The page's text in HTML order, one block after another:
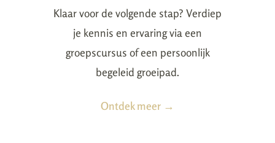
Klaar voor de volgende stap? Verdiep
je kennis en ervaring via een
groepscursus of een persoonlijk
begeleid groeipad.
Ontdek meer →